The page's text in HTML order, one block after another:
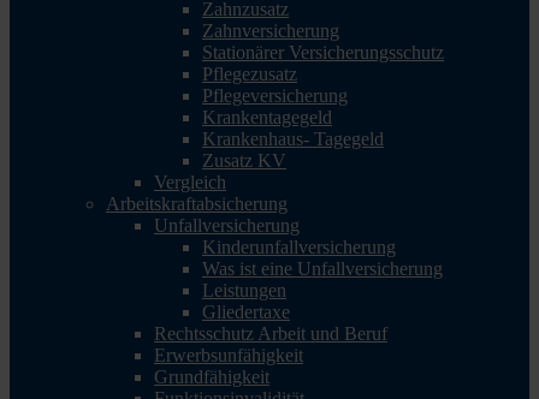
Zahnzusatz
Zahnversicherung
Stationärer Versicherungsschutz
Pflegezusatz
Pflegeversicherung
Krankentagegeld
Krankenhaus- Tagegeld
Zusatz KV
Vergleich
Arbeitskraftabsicherung
Unfallversicherung
Kinderunfallversicherung
Was ist eine Unfallversicherung
Leistungen
Gliedertaxe
Rechtsschutz Arbeit und Beruf
Erwerbsunfähigkeit
Grundfähigkeit